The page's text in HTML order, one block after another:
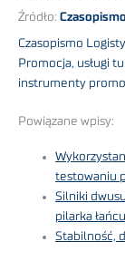
Źródło:
Czasopismo
Promocja, usługi
instrumenty
Powiązane wpisy:
testowaniu
Silniki
pilarka
Stabilność,